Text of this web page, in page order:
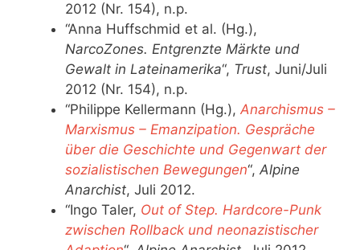
2012 (Nr. 154), n.p.
“Anna Huffschmid et al. (Hg.),
NarcoZones. Entgrenzte Märkte und
Gewalt in Lateinamerika“, Trust, Juni/Juli
2012 (Nr. 154), n.p.
“Philippe Kellermann (Hg.), Anarchismus –
Marxismus – Emanzipation. Gespräche
über die Geschichte und Gegenwart der
sozialistischen Bewegungen“, Alpine
Anarchist, Juli 2012.
“Ingo Taler, Out of Step. Hardcore-Punk
zwischen Rollback und neonazistischer